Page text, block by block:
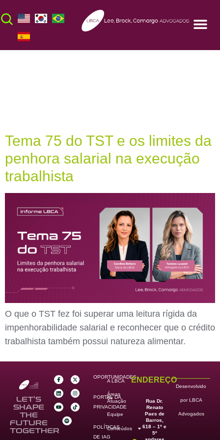
Tema 75 do TST e os limites da
penhora salarial na execução
trabalhista
O que o TST fez foi superar uma leitura rígida da
impenhorabilidade salarial e reconhecer que o crédito
trabalhista também possui natureza alimentar.
LET’S
SHAPE
THE
FUTURE
TOGETHER
OPORTUNIDADES
PORTAL DA
PRIVACIDADE
POLÍTICAS
DE IAG
A LBCA
Áreas
de
Atuação
Equipe
Conteúdos
ENDEREÇO
Rua Dr.
Renato
Paes de
Barros,
618 – 1º e
5º
Desenvolvido
por LBCA
Advogados